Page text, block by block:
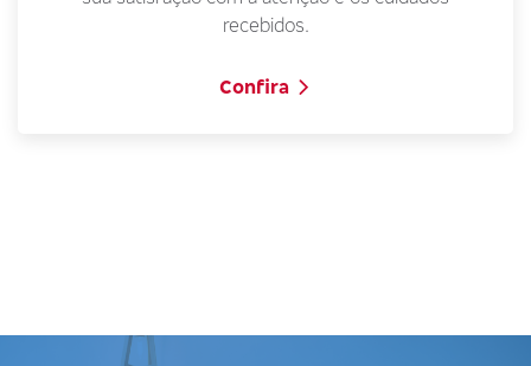
recebidos.
Confira